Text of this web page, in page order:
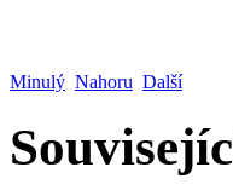
Minulý Nahoru Další